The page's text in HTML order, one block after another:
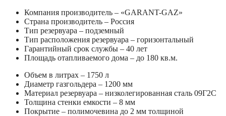
Компания производитель – «GARANT-GAZ»
Страна производитель – Россия
Тип резервуара – подземный
Тип расположения резервуара – горизонтальный
Гарантийный срок службы – 40 лет
Площадь отапливаемого дома – до 180 кв.м.
Объем в литрах – 1750 л
Диаметр газгольдера – 1200 мм
Материал резервуара – низколегированная сталь 09Г2С
Толщина стенки емкости – 8 мм
Покрытие – полимочевина до 2 мм толщиной